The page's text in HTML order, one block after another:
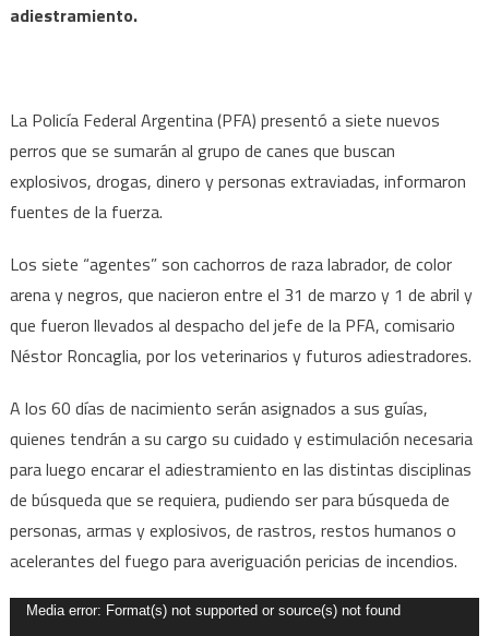
adiestramiento.
La Policía Federal Argentina (PFA) presentó a siete nuevos
perros que se sumarán al grupo de canes que buscan
explosivos, drogas, dinero y personas extraviadas, informaron
fuentes de la fuerza.
Los siete “agentes” son cachorros de raza labrador, de color
arena y negros, que nacieron entre el 31 de marzo y 1 de abril y
que fueron llevados al despacho del jefe de la PFA, comisario
Néstor Roncaglia, por los veterinarios y futuros adiestradores.
A los 60 días de nacimiento serán asignados a sus guías,
quienes tendrán a su cargo su cuidado y estimulación necesaria
para luego encarar el adiestramiento en las distintas disciplinas
de búsqueda que se requiera, pudiendo ser para búsqueda de
personas, armas y explosivos, de rastros, restos humanos o
acelerantes del fuego para averiguación pericias de incendios.
Reproductor
Media error: Format(s) not supported or source(s) not found